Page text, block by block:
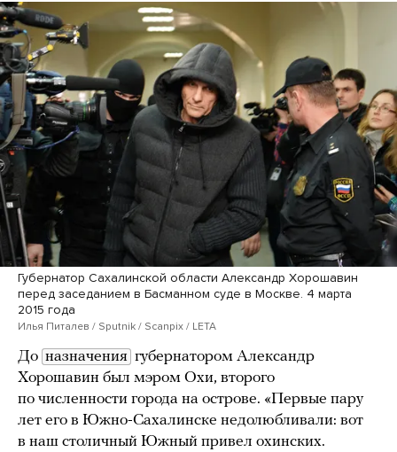
Губернатор Сахалинской области Александр Хорошавин
перед заседанием в Басманном суде в Москве. 4 марта
2015 года
Илья Питалев / Sputnik / Scanpix / LETA
До назначения губернатором Александр
Хорошавин был мэром Охи, второго
по численности города на острове. «Первые пару
лет его в Южно-Сахалинске недолюбливали: вот
в наш столичный Южный привел охинских.